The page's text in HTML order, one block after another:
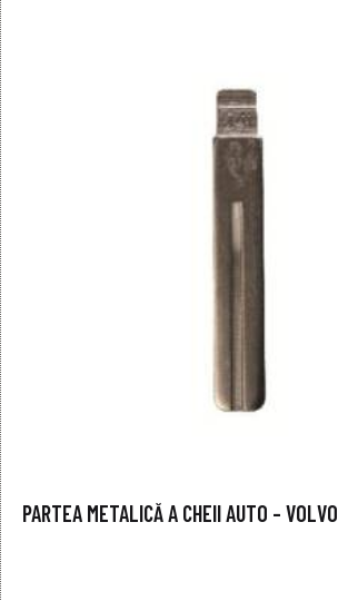
PARTEA METALICĂ A CHEII AUTO – VOLVO